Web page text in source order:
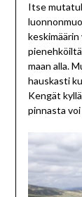
Itse
maan alla.
hauskasti
Kengät
pinnasta